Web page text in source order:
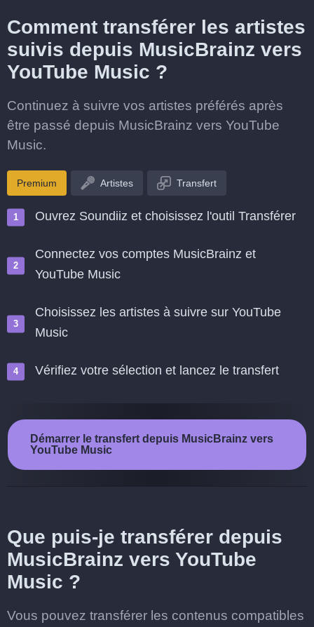
Comment transférer les artistes
suivis depuis MusicBrainz vers
YouTube Music ?
Continuez à suivre vos artistes préférés après
être passé depuis MusicBrainz vers YouTube
Music.
Premium Artistes Transfert
Ouvrez Soundiiz et choisissez l'outil Transférer
Connectez vos comptes MusicBrainz et
YouTube Music
Choisissez les artistes à suivre sur YouTube
Music
Vérifiez votre sélection et lancez le transfert
Démarrer le transfert depuis MusicBrainz vers
YouTube Music
Que puis-je transférer depuis
MusicBrainz vers YouTube
Music ?
Vous pouvez transférer les contenus compatibles